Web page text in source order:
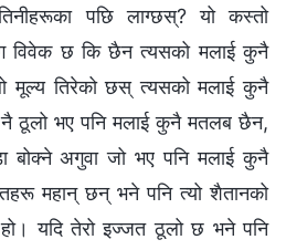
तिनीहरूका पछि लाग्छस्? यो कस्तो
विवेक छ कि छैन त्यसको मलाई कुनै
तिरेको छस् त्यसको मलाई कुनै
ठूलो भए पनि मलाई कुनै मतलब छैन,
बोक्ने अगुवा जो भए पनि मलाई कुनै
महान् छन् भने पनि त्यो शैतानको
हो। यदि तेरो इज्जत ठूलो छ भने पनि